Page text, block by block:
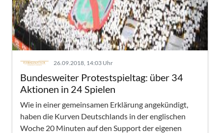
26.09.2018, 14:03 Uhr
Bundesweiter Protestspieltag: über 34
Aktionen in 24 Spielen
Wie in einer gemeinsamen Erklärung angekündigt,
haben die Kurven Deutschlands in der englischen
Woche 20 Minuten auf den Support der eigenen